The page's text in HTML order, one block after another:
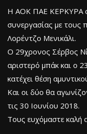
Η ΑΟΚ ΠΑΕ ΚΕΡΚΥΡΑ
συνεργασίας με τους
Λορέντζο Μενικάλι.
Ο 29χρονος Σέρβος
αριστερό μπάκ και ο
κατέχει θέση
Και οι δύο θα
τις 30 Ιουνίου 2018.
Τους ευχόμαστε καλή